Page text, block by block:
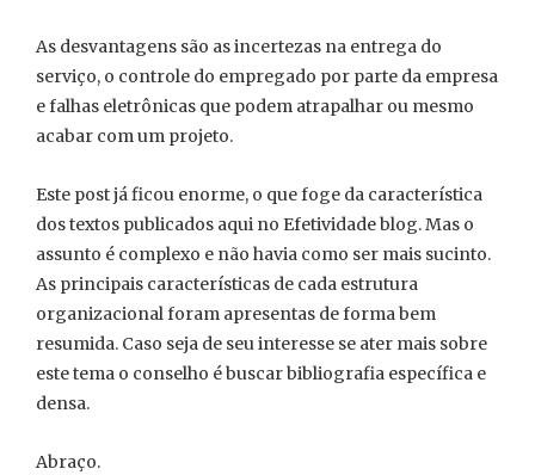
As desvantagens são as incertezas na entrega do
serviço, o controle do empregado por parte da empresa
e falhas eletrônicas que podem atrapalhar ou mesmo
acabar com um projeto.
Este post já ficou enorme, o que foge da característica
dos textos publicados aqui no Efetividade blog. Mas o
assunto é complexo e não havia como ser mais sucinto.
As principais características de cada estrutura
organizacional foram apresentas de forma bem
resumida. Caso seja de seu interesse se ater mais sobre
este tema o conselho é buscar bibliografia específica e
densa.
Abraço.